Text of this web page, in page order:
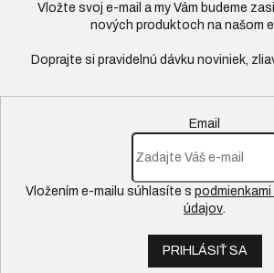
Vložte svoj e-mail a my Vám budeme
nových produktoch na našom
Email
Vložením e-mailu súhlasíte s
údajov.
PRIHLÁSIŤ SA